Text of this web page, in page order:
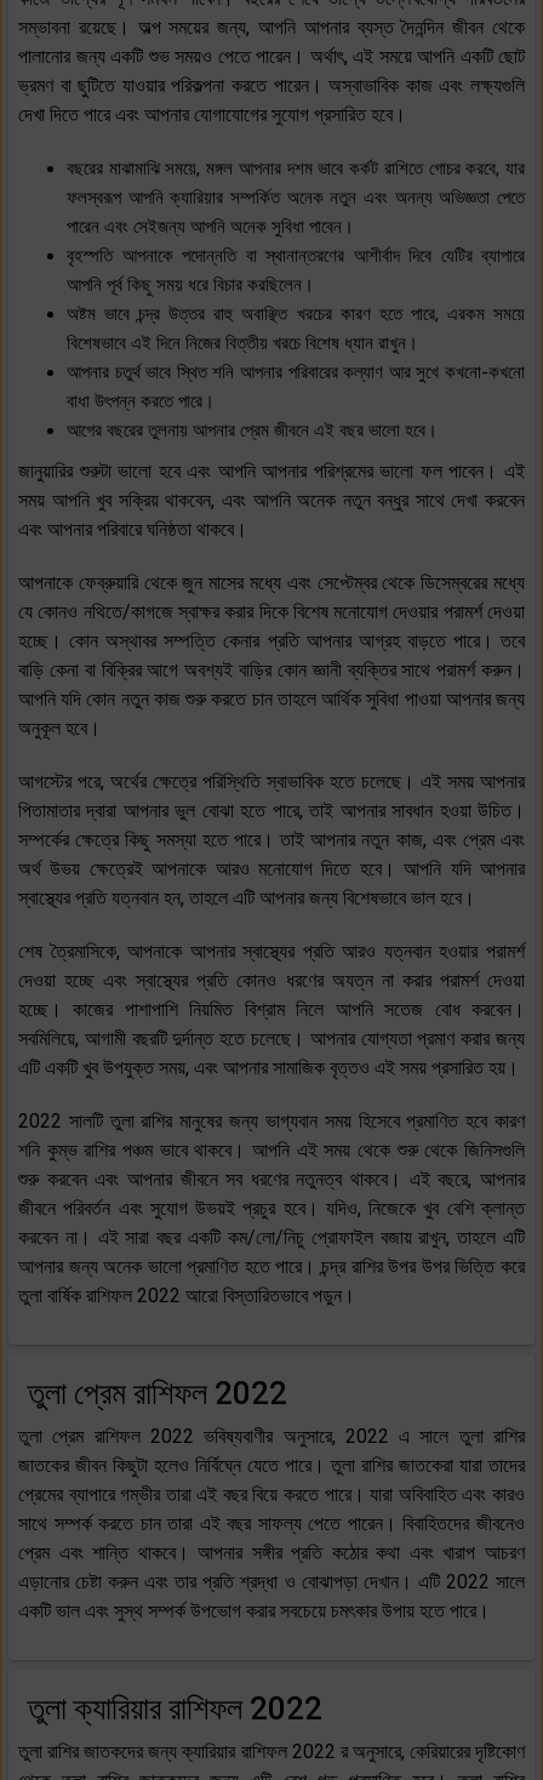
সম্ভাবনা রয়েছে। অল্প সময়ের জন্য, আপনি আপনার ব্যস্ত দৈনন্দিন জীবন থেকে
পালানোর জন্য একটি শুভ সময়ও পেতে পারেন। অর্থাৎ, এই সময়ে আপনি একটি ছোট
ভ্রমণ বা ছুটিতে যাওয়ার পরিকল্পনা করতে পারেন। অস্বাভাবিক কাজ এবং লক্ষ্যগুলি
দেখা দিতে পারে এবং আপনার যোগাযোগের সুযোগ প্রসারিত হবে।
বছরের মাঝামাঝি সময়ে, মঙ্গল আপনার দশম ভাবে কর্কট রাশিতে গোচর করবে, যার
ফলস্বরূপ আপনি ক্যারিয়ার সম্পর্কিত অনেক নতুন এবং অনন্য অভিজ্ঞতা পেতে
পারেন এবং সেইজন্য আপনি অনেক সুবিধা পাবেন।
বৃহস্পতি আপনাকে পদোন্নতি বা স্থানান্তরণের আশীর্বাদ দিবে যেটির ব্যাপারে
আপনি পূর্ব কিছু সময় ধরে বিচার করছিলেন।
অষ্টম ভাবে চন্দ্র উত্তর রাহু অবাঞ্ছিত খরচের কারণ হতে পারে, এরকম সময়ে
বিশেষভাবে এই দিনে নিজের বিত্তীয় খরচে বিশেষ ধ্যান রাখুন।
আপনার চতুর্থ ভাবে স্থিত শনি আপনার পরিবারের কল্যাণ আর সুখে কখনো-কখনো
বাধা উৎপন্ন করতে পারে।
আগের বছরের তুলনায় আপনার প্রেম জীবনে এই বছর ভালো হবে।
জানুয়ারির শুরুটা ভালো হবে এবং আপনি আপনার পরিশ্রমের ভালো ফল পাবেন। এই
সময় আপনি খুব সক্রিয় থাকবেন, এবং আপনি অনেক নতুন বন্ধুর সাথে দেখা করবেন
এবং আপনার পরিবারে ঘনিষ্ঠতা থাকবে।
আপনাকে ফেব্রুয়ারি থেকে জুন মাসের মধ্যে এবং সেপ্টেম্বর থেকে ডিসেম্বরের মধ্যে
যে কোনও নথিতে/কাগজে স্বাক্ষর করার দিকে বিশেষ মনোযোগ দেওয়ার পরামর্শ দেওয়া
হচ্ছে। কোন অস্থাবর সম্পত্তি কেনার প্রতি আপনার আগ্রহ বাড়তে পারে। তবে
বাড়ি কেনা বা বিক্রির আগে অবশ্যই বাড়ির কোন জ্ঞানী ব্যক্তির সাথে পরামর্শ করুন।
আপনি যদি কোন নতুন কাজ শুরু করতে চান তাহলে আর্থিক সুবিধা পাওয়া আপনার জন্য
অনুকূল হবে।
আগস্টের পরে, অর্থের ক্ষেত্রে পরিস্থিতি স্বাভাবিক হতে চলেছে। এই সময় আপনার
পিতামাতার দ্বারা আপনার ভুল বোঝা হতে পারে, তাই আপনার সাবধান হওয়া উচিত।
সম্পর্কের ক্ষেত্রে কিছু সমস্যা হতে পারে। তাই আপনার নতুন কাজ, এবং প্রেম এবং
অর্থ উভয় ক্ষেত্রেই আপনাকে আরও মনোযোগ দিতে হবে। আপনি যদি আপনার
স্বাস্থ্যের প্রতি যত্নবান হন, তাহলে এটি আপনার জন্য বিশেষভাবে ভাল হবে।
শেষ ত্রৈমাসিকে, আপনাকে আপনার স্বাস্থ্যের প্রতি আরও যত্নবান হওয়ার পরামর্শ
দেওয়া হচ্ছে এবং স্বাস্থ্যের প্রতি কোনও ধরণের অযত্ন না করার পরামর্শ দেওয়া
হচ্ছে। কাজের পাশাপাশি নিয়মিত বিশ্রাম নিলে আপনি সতেজ বোধ করবেন।
সবমিলিয়ে, আগামী বছরটি দুর্দান্ত হতে চলেছে। আপনার যোগ্যতা প্রমাণ করার জন্য
এটি একটি খুব উপযুক্ত সময়, এবং আপনার সামাজিক বৃত্তও এই সময় প্রসারিত হয়।
2022 সালটি তুলা রাশির মানুষের জন্য ভাগ্যবান সময় হিসেবে প্রমাণিত হবে কারণ
শনি কুম্ভ রাশির পঞ্চম ভাবে থাকবে। আপনি এই সময় থেকে শুরু থেকে জিনিসগুলি
শুরু করবেন এবং আপনার জীবনে সব ধরণের নতুনত্ব থাকবে। এই বছরে, আপনার
জীবনে পরিবর্তন এবং সুযোগ উভয়ই প্রচুর হবে। যদিও, নিজেকে খুব বেশি ক্লান্ত
করবেন না। এই সারা বছর একটি কম/লো/নিচু প্রোফাইল বজায় রাখুন, তাহলে এটি
আপনার জন্য অনেক ভালো প্রমাণিত হতে পারে। চন্দ্র রাশির উপর উপর ভিত্তি করে
তুলা বার্ষিক রাশিফল 2022 আরো বিস্তারিতভাবে পড়ুন।
তুলা প্রেম রাশিফল 2022
তুলা প্রেম রাশিফল 2022 ভবিষ্যবাণীর অনুসারে, 2022 এ সালে তুলা রাশির
জাতকের জীবন কিছুটা হলেও নির্বিঘ্নে যেতে পারে। তুলা রাশির জাতকেরা যারা তাদের
প্রেমের ব্যাপারে গম্ভীর তারা এই বছর বিয়ে করতে পারে। যারা অবিবাহিত এবং কারও
সাথে সম্পর্ক করতে চান তারা এই বছর সাফল্য পেতে পারেন। বিবাহিতদের জীবনেও
প্রেম এবং শান্তি থাকবে। আপনার সঙ্গীর প্রতি কঠোর কথা এবং খারাপ আচরণ
এড়ানোর চেষ্টা করুন এবং তার প্রতি শ্রদ্ধা ও বোঝাপড়া দেখান। এটি 2022 সালে
একটি ভাল এবং সুস্থ সম্পর্ক উপভোগ করার সবচেয়ে চমৎকার উপায় হতে পারে।
তুলা ক্যারিয়ার রাশিফল 2022
তুলা রাশির জাতকদের জন্য ক্যারিয়ার রাশিফল 2022 র অনুসারে, কেরিয়ারের দৃষ্টিকোণ